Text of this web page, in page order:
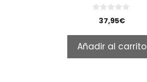
o
f
5
37,95€
Añadir al carrito